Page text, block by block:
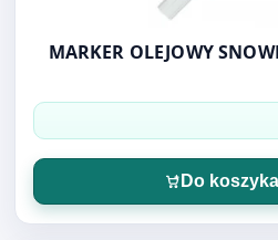
MARKER OLEJOWY
Do koszyka